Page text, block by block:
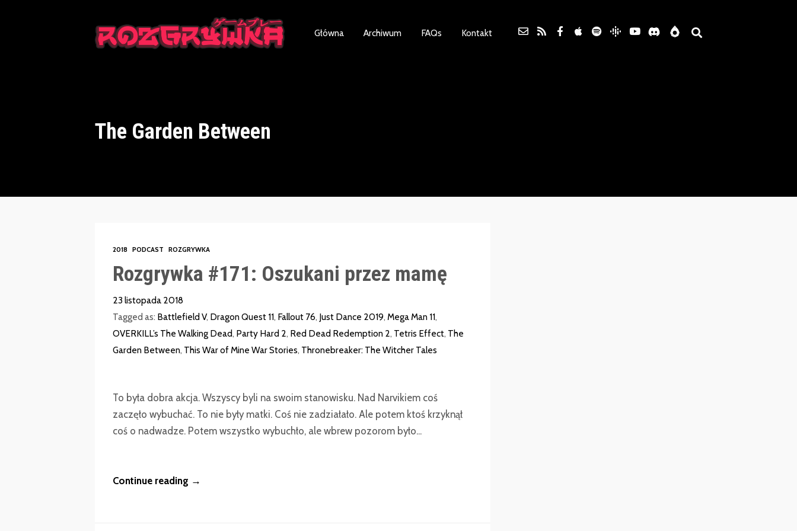
Główna Archiwum FAQs Kontakt
The Garden Between
2018 PODCAST ROZGRYWKA
Rozgrywka #171: Oszukani przez mamę
23 listopada 2018
Tagged as: Battlefield V, Dragon Quest 11, Fallout 76, Just Dance 2019, Mega Man 11,
OVERKILL’s The Walking Dead, Party Hard 2, Red Dead Redemption 2, Tetris Effect, The
Garden Between, This War of Mine War Stories, Thronebreaker: The Witcher Tales
To była dobra akcja. Wszyscy byli na swoim stanowisku. Nad Narvikiem coś
zaczęło wybuchać. To nie były matki. Coś nie zadziałało. Ale potem ktoś krzyknął
coś o nadwadze. Potem wszystko wybuchło, ale wbrew pozorom było...
Continue reading →